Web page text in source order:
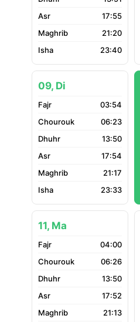
17:55
21:20
23:40
09, Di
03:54
06:23
13:50
17:54
21:17
23:33
11, Ma
04:00
06:26
13:50
17:52
21:13